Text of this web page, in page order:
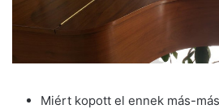
Miért kopott el ennek más-